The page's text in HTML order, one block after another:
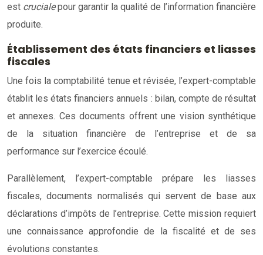
est crucialepour garantir la qualité de l’information financière
produite.
Établissement des états financiers et liasses
fiscales
Une fois la comptabilité tenue et révisée, l’expert-comptable
établit les états financiers annuels : bilan, compte de résultat
et annexes. Ces documents offrent une vision synthétique
de la situation financière de l’entreprise et de sa
performance sur l’exercice écoulé.
Parallèlement, l’expert-comptable prépare les liasses
fiscales, documents normalisés qui servent de base aux
déclarations d’impôts de l’entreprise. Cette mission requiert
une connaissance approfondie de la fiscalité et de ses
évolutions constantes.